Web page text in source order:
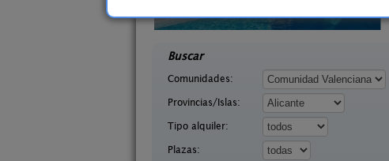
28 €
Buscar
Comunidades:
Provincias/Islas:
Tipo alquiler:
Plazas: